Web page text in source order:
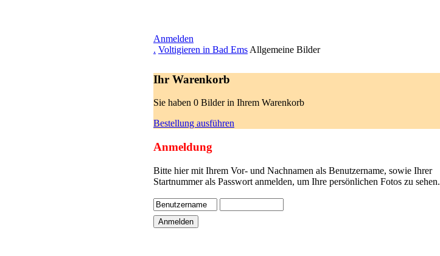
Anmelden
. Voltigieren in Bad Ems Allgemeine Bilder
Ihr Warenkorb
Sie haben 0 Bilder in Ihrem Warenkorb
Bestellung ausführen
Anmeldung
Bitte hier mit Ihrem Vor- und Nachnamen als Benutzername, sowie Ihrer
Startnummer als Passwort anmelden, um Ihre persönlichen Fotos zu sehen.